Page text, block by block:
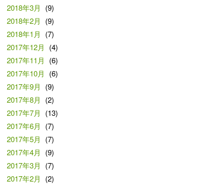
2018年3月
(9)
2018年2月
(9)
2018年1月
(7)
2017年12月
(4)
2017年11月
(6)
2017年10月
(6)
2017年9月
(9)
2017年8月
(2)
2017年7月
(13)
2017年6月
(7)
2017年5月
(7)
2017年4月
(9)
2017年3月
(7)
2017年2月
(2)